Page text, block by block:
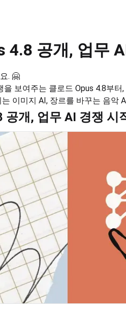
4.8 공개, 업무
. 🤗
보여주는 클로드 Opus 4.8부터
이미지 AI, 장르를 바꾸는 음악
공개, 업무 AI 경쟁 시